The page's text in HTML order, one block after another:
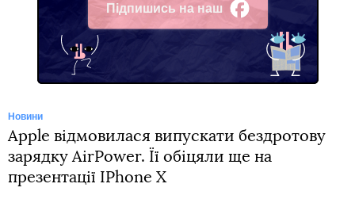
Підпишись на наш
Facebook
Новини
Apple відмовилася випускати бездротову
зарядку AirPower. Її обіцяли ще на
презентації IPhone X